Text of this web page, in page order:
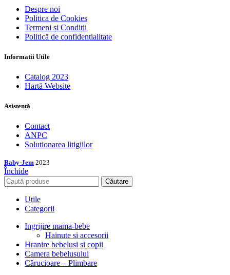
Despre noi
Politica de Cookies
Termeni și Condiții
Politică de confidentialitate
Informatii Utile
Catalog 2023
Hartă Website
Asistență
Contact
ANPC
Solutionarea litigiilor
Baby-Jem 2023
Închide
Căutare
Utile
Categorii
Ingrijire mama-bebe
Hainute si accesorii
Hranire bebelusi si copii
Camera bebelusului
Cǎrucioare – Plimbare